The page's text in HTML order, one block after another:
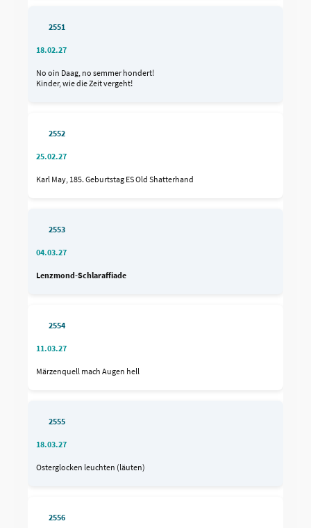
2551
18.02.27
No oin Daag, no semmer hondert!
Kinder, wie die Zeit vergeht!
2552
25.02.27
Karl May, 185. Geburtstag ES Old Shatterhand
2553
04.03.27
Lenzmond-Schlaraffiade
2554
11.03.27
Märzenquell mach Augen hell
2555
18.03.27
Osterglocken leuchten (läuten)
2556